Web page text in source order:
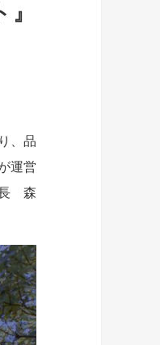
、品
運営
長 森